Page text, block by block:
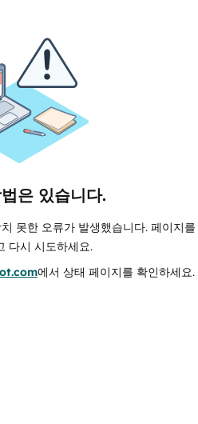
은 있습니다.
못한 오류가 발생했습니다. 페이지를
다시 시도하세요.
에서 상태 페이지를 확인하세요.